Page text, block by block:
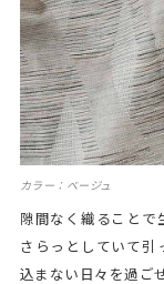
カラー：ベージュ
隙間なく織ることで
さらっとしていて引
込まない日々を過ご